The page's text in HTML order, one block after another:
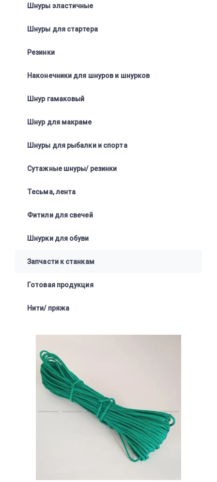
Шнуры эластичные
Шнуры для стартера
Резинки
Наконечники для шнуров и шнурков
Шнур гамаковый
Шнур для макраме
Шнуры для рыбалки и спорта
Сутажные шнуры/ резинки
Тесьма, лента
Фитили для свечей
Шнурки для обуви
Запчасти к станкам
Готовая продукция
Нити/ пряжа